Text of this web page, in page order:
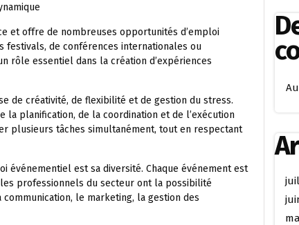
et offre de nombreuses opportunités d’emploi
festivals, de conférences internationales ou
rôle essentiel dans la création d’expériences
de créativité, de flexibilité et de gestion du stress.
planification, de la coordination et de l’exécution
plusieurs tâches simultanément, tout en respectant
événementiel est sa diversité. Chaque événement est
professionnels du secteur ont la possibilité
le marketing, la gestion des